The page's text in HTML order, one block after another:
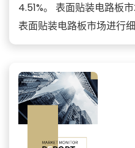
4.51%。 表面贴装电路板
表面贴装电路板市场进行